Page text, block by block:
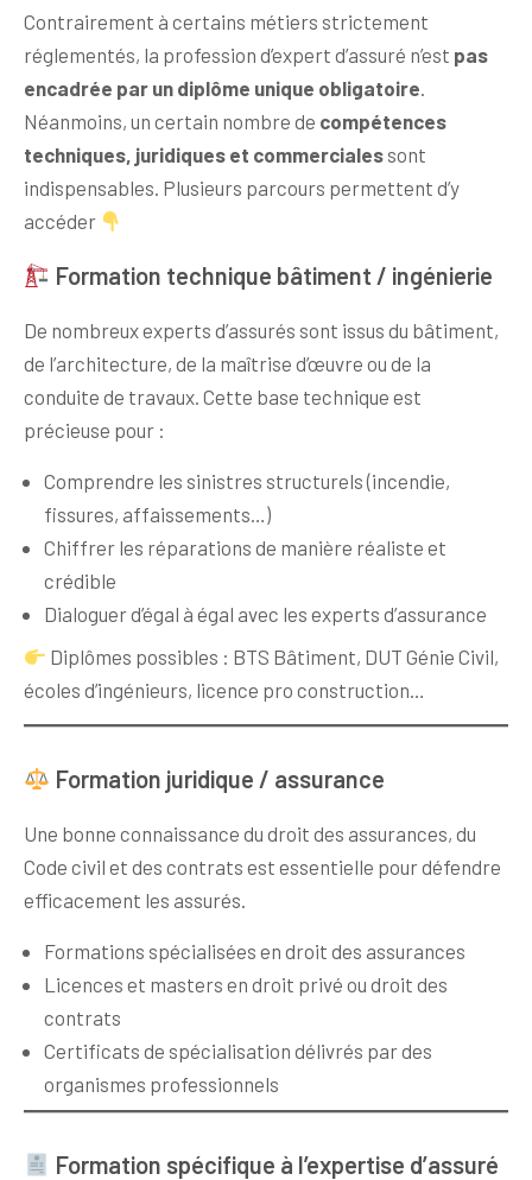
Contrairement à certains métiers strictement
réglementés, la profession d’expert d’assuré n’est pas
encadrée par un diplôme unique obligatoire
Néanmoins, un certain nombre de compétences
techniques, juridiques et commerciales sont
indispensables. Plusieurs parcours permettent d’y
accéder
Formation technique bâtiment / ingénierie
De nombreux experts d’assurés sont issus du bâtiment,
de l’architecture, de la maîtrise d’œuvre ou de la
conduite de travaux. Cette base technique est
précieuse pour :
Comprendre les sinistres structurels (incendie,
fissures, affaissements…)
Chiffrer les réparations de manière réaliste et
crédible
Dialoguer d’égal à égal avec les experts d’assurance
Diplômes possibles : BTS Bâtiment, DUT Génie Civil,
écoles d’ingénieurs, licence pro construction…
Formation juridique / assurance
Une bonne connaissance du droit des assurances, du
Code civil et des contrats est essentielle pour défendre
efficacement les assurés.
Formations spécialisées en droit des assurances
Licences et masters en droit privé ou droit des
contrats
Certificats de spécialisation délivrés par des
organismes professionnels
Formation spécifique à l’expertise d’assuré